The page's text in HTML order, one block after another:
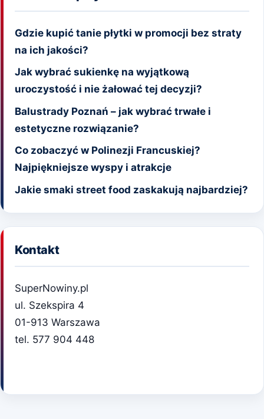
Gdzie kupić tanie płytki w promocji bez straty
na ich jakości?
Jak wybrać sukienkę na wyjątkową
uroczystość i nie żałować tej decyzji?
Balustrady Poznań – jak wybrać trwałe i
estetyczne rozwiązanie?
Co zobaczyć w Polinezji Francuskiej?
Najpiękniejsze wyspy i atrakcje
Jakie smaki street food zaskakują najbardziej?
Kontakt
SuperNowiny.pl
ul. Szekspira 4
01-913 Warszawa
tel. 577 904 448